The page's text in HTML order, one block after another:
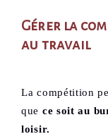
Gérer la
au travail
La compétition
que ce soit au
loisir.